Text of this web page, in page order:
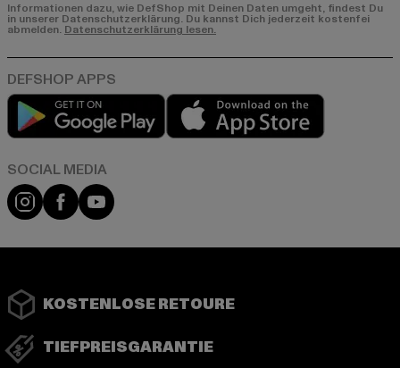
Informationen dazu, wie DefShop mit Deinen Daten umgeht, findest Du
in unserer Datenschutzerklärung. Du kannst Dich jederzeit kostenfei
abmelden. Datenschutzerklärung lesen.
Play market
Instagram
FacebookYouTube
KOSTENLOSE RETOURE
TIEFPREISGARANTIE